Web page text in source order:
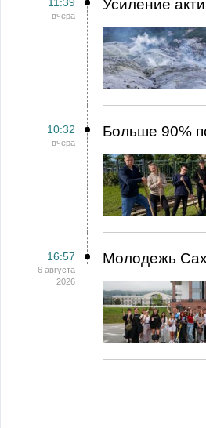
вчера
Усиление
10:32
вчера
Больше 90%
16:57
6 августа
2026
Молодежь